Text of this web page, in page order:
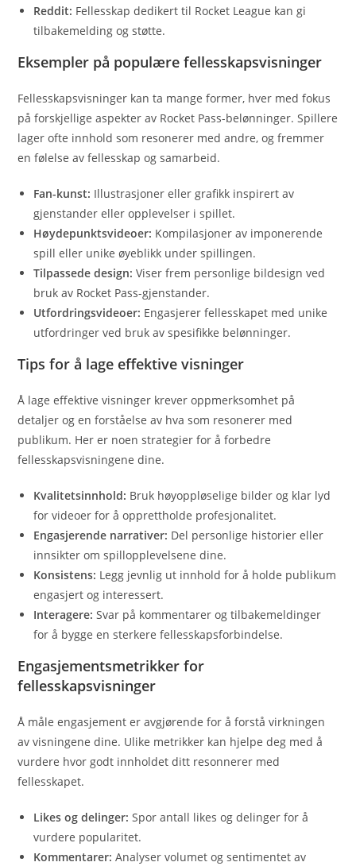
Reddit: Fellesskap dedikert til Rocket League kan gi
tilbakemelding og støtte.
Eksempler på populære fellesskapsvisninger
Fellesskapsvisninger kan ta mange former, hver med fokus
på forskjellige aspekter av Rocket Pass-belønninger. Spillere
lager ofte innhold som resonerer med andre, og fremmer
en følelse av fellesskap og samarbeid.
Fan-kunst: Illustrasjoner eller grafikk inspirert av
gjenstander eller opplevelser i spillet.
Høydepunktsvideoer: Kompilasjoner av imponerende
spill eller unike øyeblikk under spillingen.
Tilpassede design: Viser frem personlige bildesign ved
bruk av Rocket Pass-gjenstander.
Utfordringsvideoer: Engasjerer fellesskapet med unike
utfordringer ved bruk av spesifikke belønninger.
Tips for å lage effektive visninger
Å lage effektive visninger krever oppmerksomhet på
detaljer og en forståelse av hva som resonerer med
publikum. Her er noen strategier for å forbedre
fellesskapsvisningene dine.
Kvalitetsinnhold: Bruk høyoppløselige bilder og klar lyd
for videoer for å opprettholde profesjonalitet.
Engasjerende narrativer: Del personlige historier eller
innsikter om spillopplevelsene dine.
Konsistens: Legg jevnlig ut innhold for å holde publikum
engasjert og interessert.
Interagere: Svar på kommentarer og tilbakemeldinger
for å bygge en sterkere fellesskapsforbindelse.
Engasjementsmetrikker for
fellesskapsvisninger
Å måle engasjement er avgjørende for å forstå virkningen
av visningene dine. Ulike metrikker kan hjelpe deg med å
vurdere hvor godt innholdet ditt resonnerer med
fellesskapet.
Likes og delinger: Spor antall likes og delinger for å
vurdere popularitet.
Kommentarer: Analyser volumet og sentimentet av